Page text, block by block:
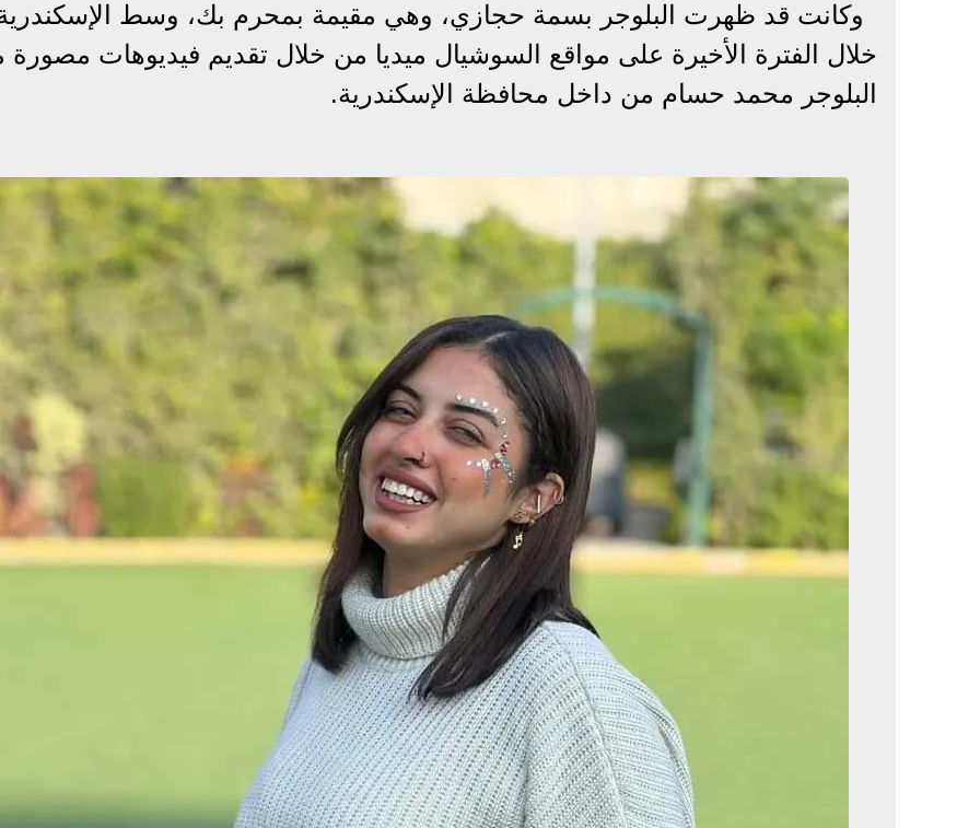
وكانت قد ظهرت البلوجر بسمة حجازي، وهي مقيمة بمحرم بك، وسط
خلال الفترة الأخيرة على مواقع السوشيال ميديا من خلال تقديم فيديوهات مصورة
البلوجر محمد حسام من داخل محافظة الإسكندرية.